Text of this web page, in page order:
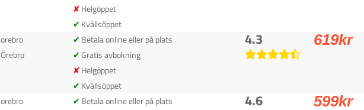
Helgöppet
Kvällsöppet
orebro
Örebro
Betala online eller på plats
Gratis avbokning
Helgöppet
Kvällsöppet
4.3 619kr
orebro
Betala online eller på plats
4.6 599kr